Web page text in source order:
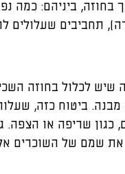
בחוזה, ביניהם: כמה
תחביבים שעלולים
שיש לכלול בחוזה
כגון שריפה או
את שמם של השוכרים